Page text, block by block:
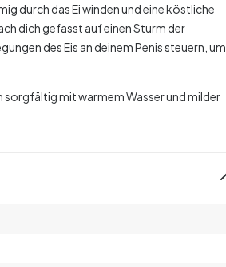
durch das Ei winden und eine köstliche
dich gefasst auf einen Sturm der
des Eis an deinem Penis steuern, um
sorgfältig mit warmem Wasser und milder